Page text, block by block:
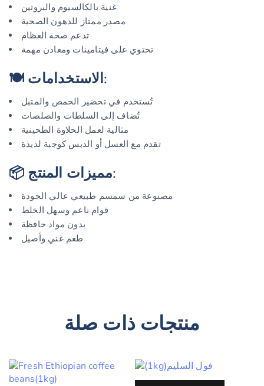
غنية بالكالسيوم والبروتين
مصدر ممتاز للدهون الصحية
تدعم صحة العظام
تحتوي على فيتامينات ومعادن مهمة
🍽️ الاستخدامات:
تُستخدم في تحضير الحمص والمتبل
تُضاف إلى السلطات والصلصات
مثالية لعمل الحلاوة الطحينية
تقدم مع العسل أو الدبس كوجبة لذيذة
📦 مميزات المنتج:
مصنوعة من سمسم طبيعي عالي الجودة
قوام ناعم وسهل الخلط
بدون مواد حافظة
طعم غني وأصيل
منتجات ذات صلة